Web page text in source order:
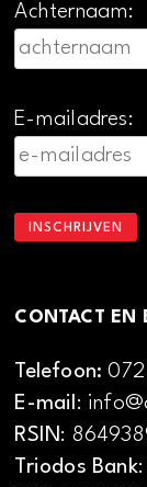
Achternaam:
E-mailadres:
CONTACT EN
Telefoon:
E-mail:
RSIN:
Triodos Bank: